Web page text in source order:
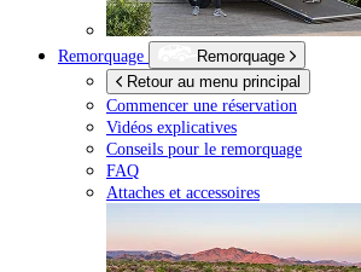
Remorquage
Remorquage
Retour au menu principal
Commencer une réservation
Vidéos explicatives
Conseils pour le remorquage
FAQ
Attaches et accessoires